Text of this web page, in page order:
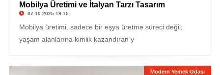
Mobilya Üretimi ve İtalyan Tarzı Tasarım
07-10-2025 19:15
Mobilya üretimi, sadece bir eşya üretme süreci değil;
yaşam alanlarına kimlik kazandıran y
Modern Yemek Odası